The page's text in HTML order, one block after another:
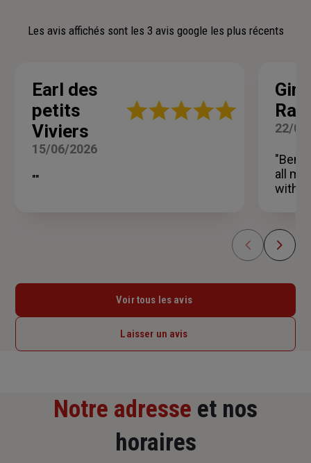
Les avis affichés sont les 3 avis google les plus récents
Earl des
petits
Viviers
Note
15/06/2026
""
Gina
22/
all
with
Voir tous les avis
Laisser un avis
Notre adresse et nos
horaires